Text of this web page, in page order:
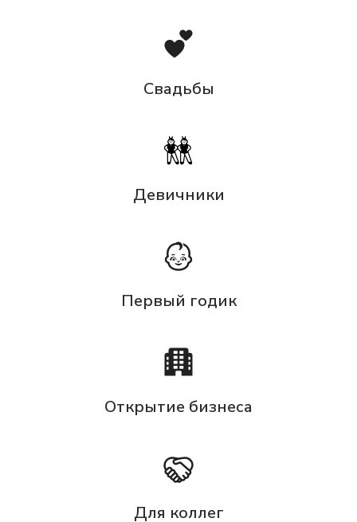
Свадьбы
Девичники
Первый годик
Открытие бизнеса
Для коллег